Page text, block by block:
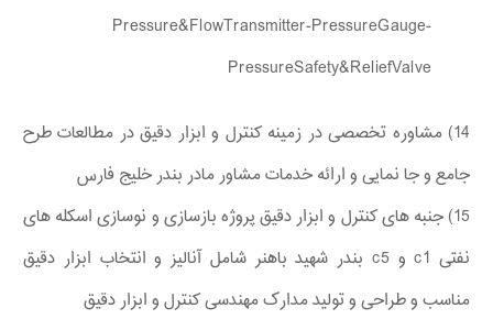
Pressure&FlowTransmitter-PressureGauge-
PressureSafety&ReliefValve
14) مشاوره تخصصی در زمینه کنترل و ابزار دقیق در مطالعات طرح
جامع و جا نمایی و ارائه خدمات مشاور مادر بندر خلیج فارس
15) جنبه های کنترل و ابزار دقیق پروژه بازسازی و نوسازی اسکله های
نفتی c1 و c5 بندر شهید باهنر شامل آنالیز و انتخاب ابزار دقیق
مناسب و طراحی و تولید مدارک مهندسی کنترل و ابزار دقیق